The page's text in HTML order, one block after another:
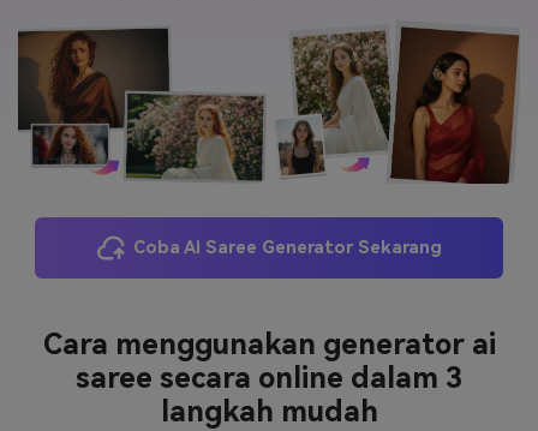
Tips & Tutorial AI
Postingan Terbaru
Berkreasi dengan AI
Coba Ai Saree Generator Sekarang
Cara menggunakan generator ai
saree secara online dalam 3
langkah mudah